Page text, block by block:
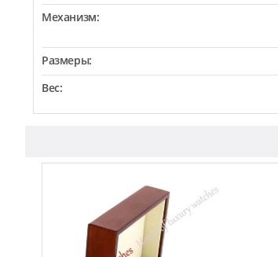
Механизм:
Размеры:
Вес: